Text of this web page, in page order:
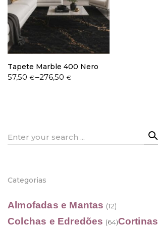
Política de Privacidade
Tapete Marble 400 Nero
57,50 €–276,50€
Price
Search
Categorias
Almofadas e Mantas (12)
Colchas e Edredões (64)Cortinas